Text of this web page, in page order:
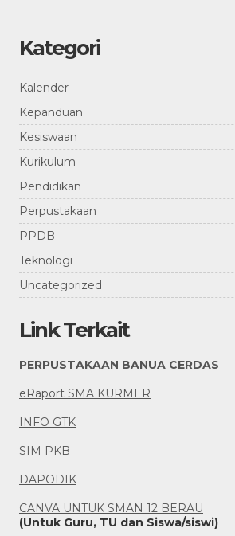
Kategori
Kalender
Kepanduan
Kesiswaan
Kurikulum
Pendidikan
Perpustakaan
PPDB
Teknologi
Uncategorized
Link Terkait
PERPUSTAKAAN BANUA CERDAS
eRaport SMA KURMER
INFO GTK
SIM PKB
DAPODIK
CANVA UNTUK SMAN 12 BERAU
(Untuk Guru, TU dan Siswa/siswi)